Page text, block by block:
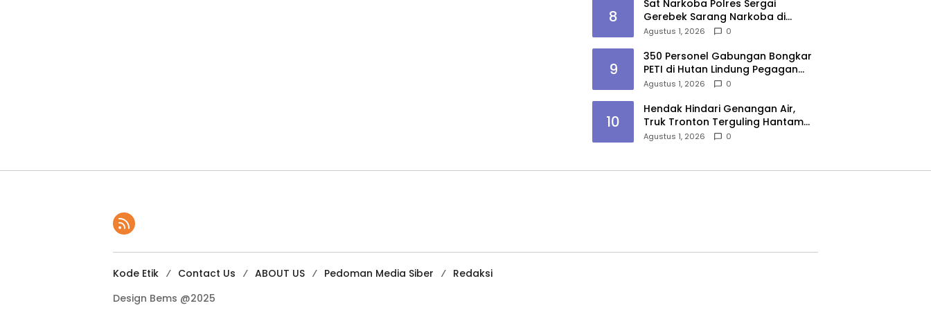
8
Sat Narkoba Polres Sergai
Gerebek Sarang Narkoba di
Sungai Buaya, Satu Terduga
Agustus 1, 2026 0
9
350 Personel Gabungan Bongkar
PETI di Hutan Lindung Pegagan
Hilir, 47 Camp dan Puluhan
Agustus 1, 2026 0
10
Hendak Hindari Genangan Air,
Truk Tronton Terguling Hantam
Pembatas Jalan di Jalinsum
Agustus 1, 2026 0
Kode Etik Contact Us ABOUT US Pedoman Media Siber
Redaksi
Design Bems @2025